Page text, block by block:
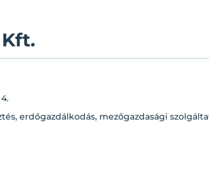
erdőgazdálkodás, mezőgazdasági